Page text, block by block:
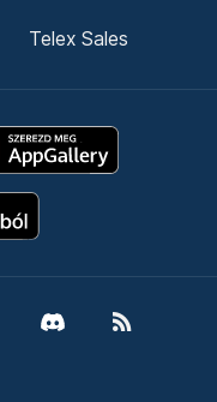
Telex Sales